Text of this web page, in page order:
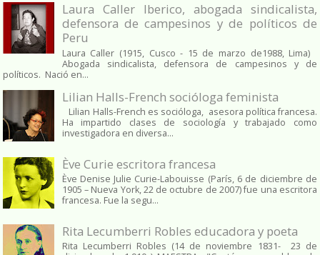
Laura Caller Iberico, abogada sindicalista,
defensora de campesinos y de políticos de
Peru
Laura Caller (1915, Cusco - 15 de marzo de1988, Lima)
Abogada sindicalista, defensora de campesinos y de
políticos. Nació en...
Lilian Halls-French socióloga feminista
Lilian Halls-French es socióloga, asesora política francesa.
Ha impartido clases de sociología y trabajado como
investigadora en diversa...
Ève Curie escritora francesa
Ève Denise Julie Curie-Labouisse (París, 6 de diciembre de
1905 – Nueva York, 22 de octubre de 2007) fue una escritora
francesa. Fue la segu...
Rita Lecumberri Robles educadora y poeta
Rita Lecumberri Robles (14 de noviembre 1831- 23 de